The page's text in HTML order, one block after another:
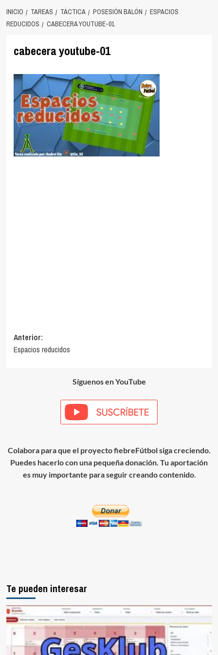
INICIO TAREAS TÁCTICA POSESIÓN BALÓN
ESPACIOS
REDUCIDOS
CABECERA YOUTUBE-01
cabecera youtube-01
Navegación
de
Anterior:
Espacios reducidos
Síguenos en YouTube
Colabora para que el proyecto fiebreFútbol siga creciendo.
Puedes hacerlo con una pequeña donación. Tu aportación
es muy importante para seguir creando contenido.
Te pueden interesar